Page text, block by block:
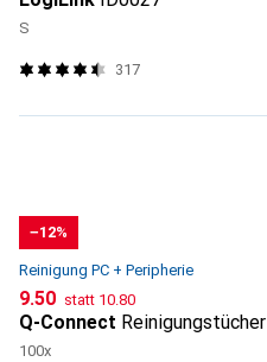
S
317
−12%
Reinigung PC + Peripherie
CHF
9.50 statt CHF
10.80
Q-Connect Reinigungstücher
100x